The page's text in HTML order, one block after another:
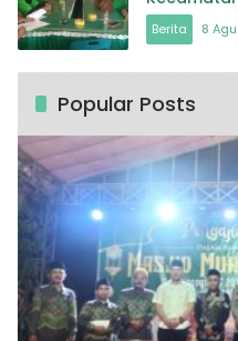
Tokoh
Berita 8
Popular Posts